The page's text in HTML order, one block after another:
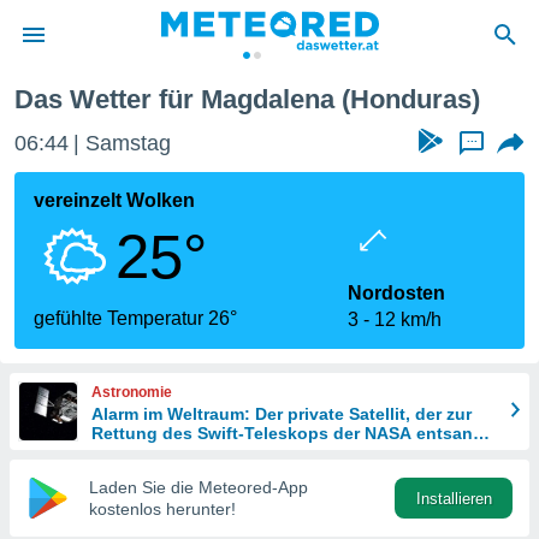
wurde
dass
sind.
diese
Das Wetter für Magdalena (Honduras)
06:44 Samstag ...
vereinzelt Wolken
25°
gefühlte Temperatur 26°
Nordosten
3
12 km/h
Astronomie
Alarm im Weltraum: Der private Satellit, der zur
Rettung des Swift-Teleskops der NASA entsandt
Laden Sie die Meteored-App
kostenlos herunter!
Installieren